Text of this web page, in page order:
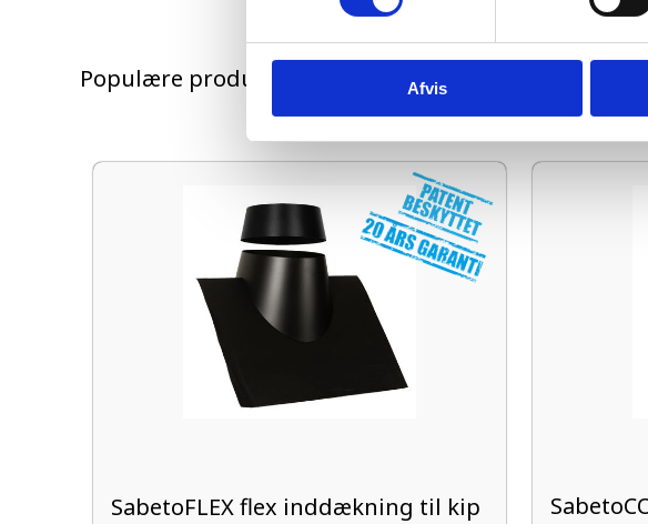
Afvis
Populære produkter
SabetoFLEX flex inddækning til kip